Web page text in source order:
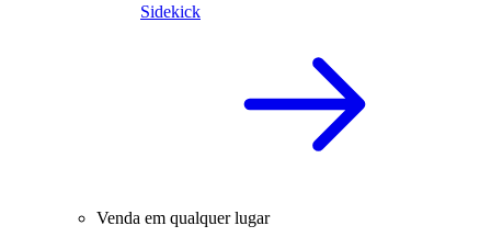
Sidekick
Venda em qualquer lugar